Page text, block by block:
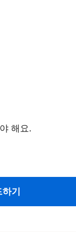
해요.
기